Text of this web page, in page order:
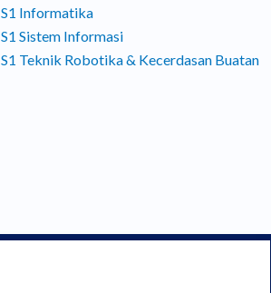
S1 Informatika
S1 Sistem Informasi
S1 Teknik Robotika & Kecerdasan Buatan